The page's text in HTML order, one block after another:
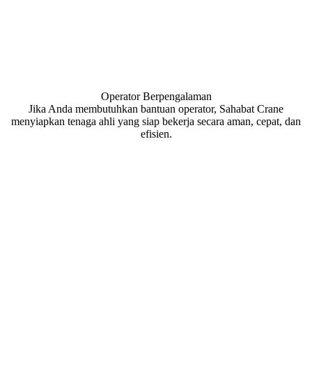
Operator Berpengalaman
Jika Anda membutuhkan bantuan operator, Sahabat Crane
menyiapkan tenaga ahli yang siap bekerja secara aman, cepat, dan
efisien.